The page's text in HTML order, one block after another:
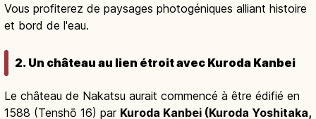
Vous profiterez de paysages photogéniques alliant histoire
et bord de l'eau.
2. Un château au lien étroit avec Kuroda Kanbei
Le château de Nakatsu aurait commencé à être édifié en
1588 (Tenshō 16) par Kuroda Kanbei (Kuroda Yoshitaka,